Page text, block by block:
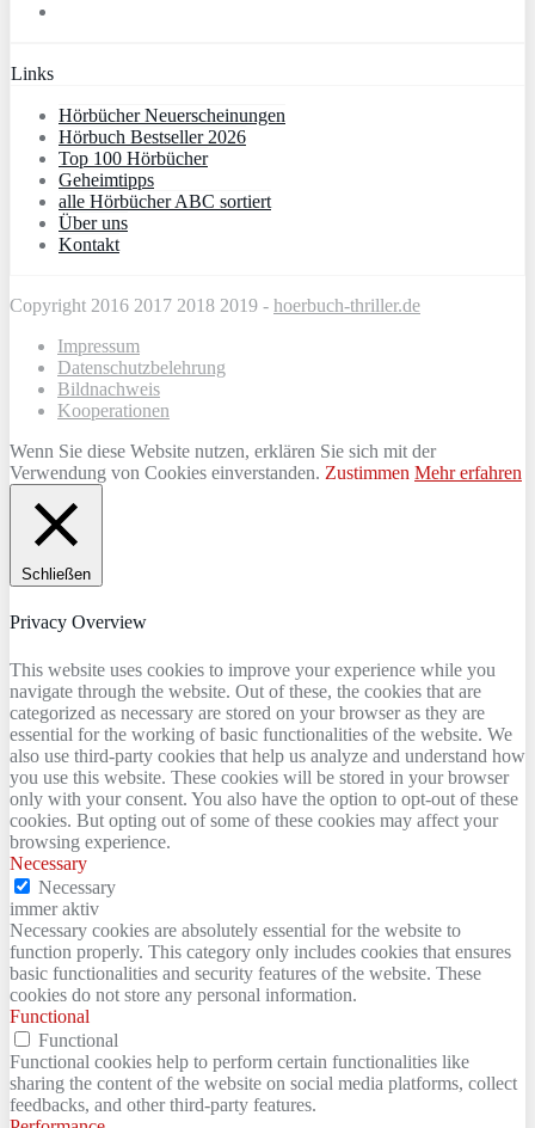
Links
Hörbücher Neuerscheinungen
Hörbuch Bestseller 2026
Top 100 Hörbücher
Geheimtipps
alle Hörbücher ABC sortiert
Über uns
Kontakt
Copyright 2016 2017 2018 2019 - hoerbuch-thriller.de
Impressum
Datenschutzbelehrung
Bildnachweis
Kooperationen
Wenn Sie diese Website nutzen, erklären Sie sich mit der
Verwendung von Cookies einverstanden. Zustimmen Mehr erfahren
Schließen
Privacy Overview
This website uses cookies to improve your experience while you
navigate through the website. Out of these, the cookies that are
categorized as necessary are stored on your browser as they are
essential for the working of basic functionalities of the website. We
also use third-party cookies that help us analyze and understand how
you use this website. These cookies will be stored in your browser
only with your consent. You also have the option to opt-out of these
cookies. But opting out of some of these cookies may affect your
browsing experience.
Necessary
Necessary
immer aktiv
Necessary cookies are absolutely essential for the website to
function properly. This category only includes cookies that ensures
basic functionalities and security features of the website. These
cookies do not store any personal information.
Functional
Functional
Functional cookies help to perform certain functionalities like
sharing the content of the website on social media platforms, collect
feedbacks, and other third-party features.